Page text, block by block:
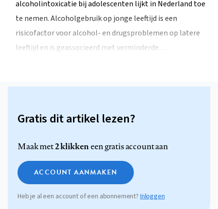
alcoholintoxicatie bij adolescenten lijkt in Nederland toe
te nemen. Alcoholgebruik op jonge leeftijd is een
risicofactor voor alcohol- en drugsproblemen op latere
leeftijd en is geassocieerd met verminderde…
Gratis dit artikel lezen?
Maak met2 klikkeneen gratis account aan
ACCOUNT AANMAKEN
Heb je al een account of een abonnement?Inloggen